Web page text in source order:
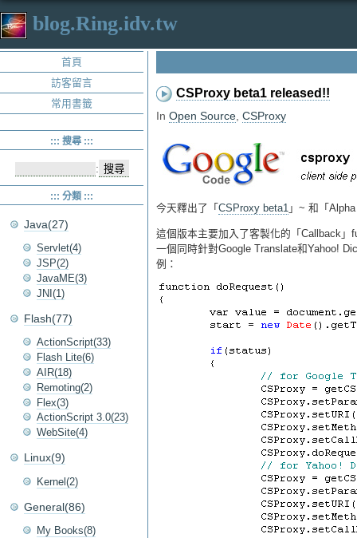
blog.Ring.idv.tw
CSProxy beta1 released!!
In Open Source CSProxy
今天釋出了「 CSProxy beta1 」~ 和「
這個版本主要加入了客製化的「Callback
一個同時針對Google Translate和Yahoo!
例：
首頁
訪客留言
常用書籤
::: 搜尋 :::
:
::: 分類 :::
Java(27)
Servlet(4)
JSP(2)
JavaME(3)
JNI(1)
Flash(77)
ActionScript(33)
Flash Lite(6)
AIR(18)
Remoting(2)
Flex(3)
ActionScript 3.0(23)
WebSite(4)
Linux(9)
Kernel(2)
General(86)
My Books(8)